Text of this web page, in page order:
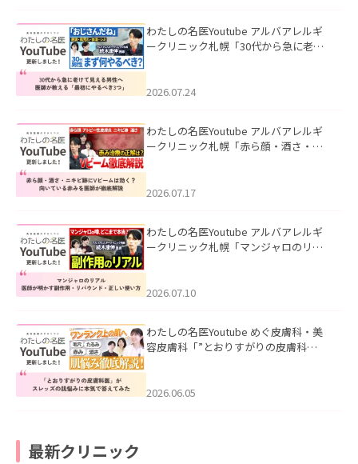
わたしの名医Youtube アルバアレルギ
ークリニック札幌「30代から急に老け
た。
2026.07.24
わたしの名医Youtube アルバアレルギ
ークリニック札幌「赤ら顔・酒さ・ニ
した。
2026.07.17
わたしの名医Youtube アルバアレルギ
ークリニック札幌「マンジャロのリア
た。
2026.07.10
わたしの名医Youtube めぐ皮膚科・美
容皮膚科「”とおりすがりの皮膚科
2026.06.05
最新クリニック